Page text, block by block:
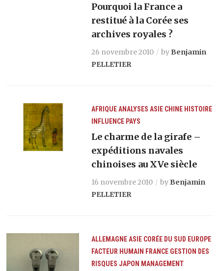
Pourquoi la France a
restitué à la Corée ses
archives royales ?
26 novembre 2010 by Benjamin
PELLETIER
AFRIQUEANALYSES ASIE CHINE HISTOIRE
INFLUENCE PAYS
Le charme de la girafe –
expéditions navales
chinoises au XVe siècle
16 novembre 2010 by Benjamin
PELLETIER
ALLEMAGNEASIE CORÉE DU SUD EUROPE
FACTEUR HUMAIN FRANCE GESTION DES
RISQUES JAPON MANAGEMENT